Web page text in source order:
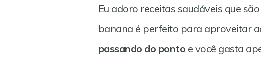
Eu adoro receitas saudáveis que são
banana é perfeito para aproveitar
passando do ponto e você gasta